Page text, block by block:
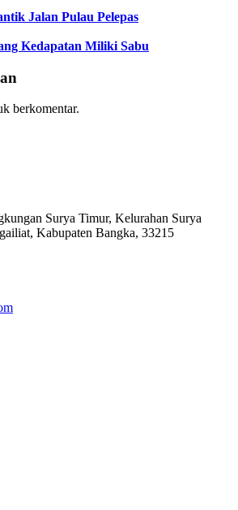
Jalan Pulau Pelepas
Kedapatan Miliki Sabu
berkomentar.
Surya Timur, Kelurahan Surya
Kabupaten Bangka, 33215